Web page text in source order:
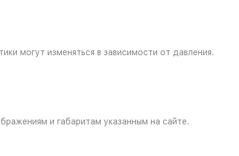
могут изменяться в зависимости от давления.
и габаритам указанным на сайте.